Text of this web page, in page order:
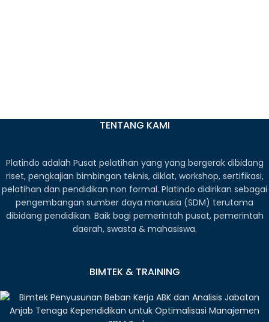
TENTANG KAMI
Platindo adalah Pusat pelatihan yang yang bergerak dibidang
riset, pengkajian bimbingan teknis, diklat, workshop, sertifikasi,
pelatihan dan pendidikan non formal. Platindo didirikan sebagai
pengembangan sumber daya manusia (SDM) terutama
dibidang pendidikan. Baik bagi pemerintah pusat, pemerintah
daerah, swasta & mahasiswa.
BIMTEK & TRAINING